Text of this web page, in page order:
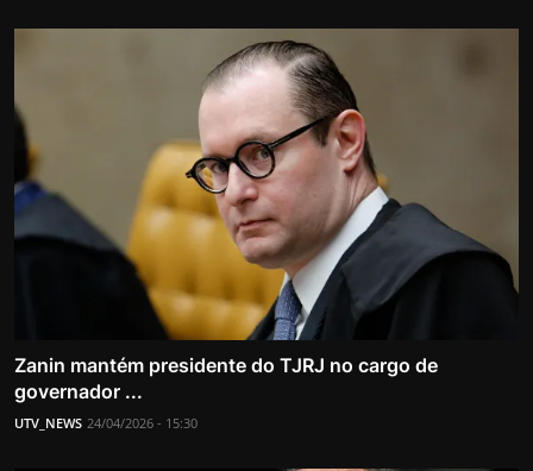
Zanin mantém presidente do TJRJ no cargo de
governador ...
UTV_NEWS 24/04/2026 - 15:30